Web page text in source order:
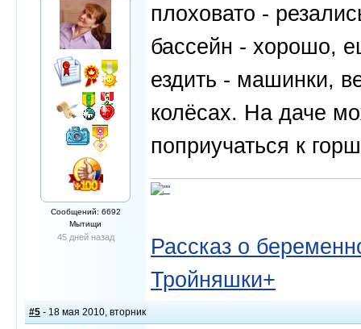
Сообщений: 6692
Мытищи
45 дней назад
плоховато -
бассейн - хорошо,
ездить - машинки,
колёсах. На даче
поприучаться к
Рассказ о
Тройняшки+
#5 - 18 мая 2010, вторник